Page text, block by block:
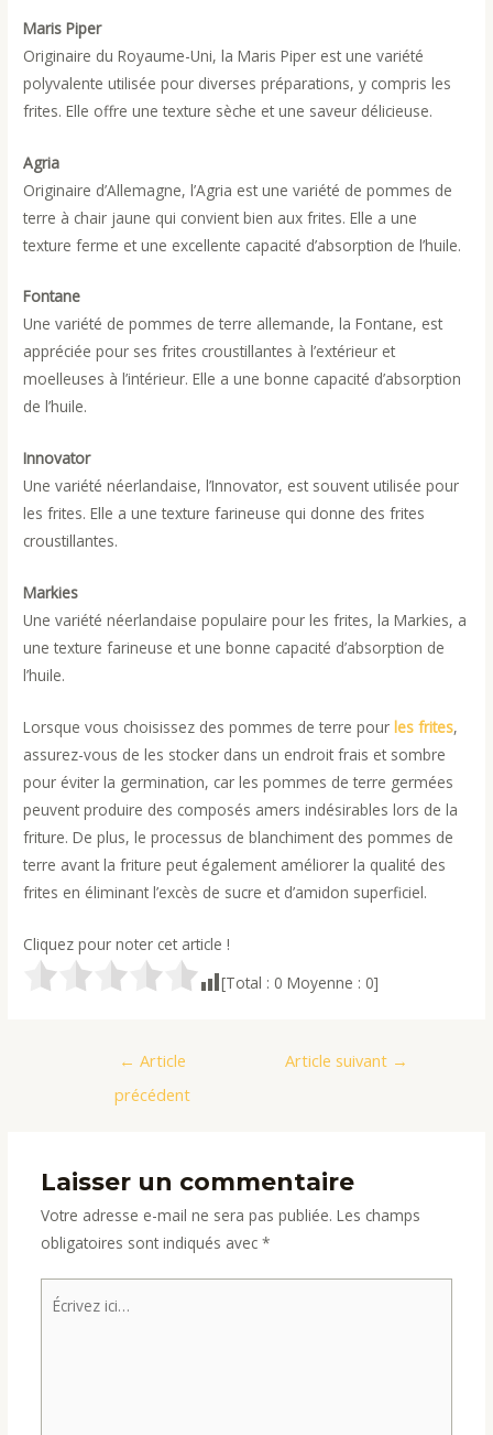
Maris Piper
Originaire du Royaume-Uni, la Maris Piper est une variété
polyvalente utilisée pour diverses préparations, y compris les
frites. Elle offre une texture sèche et une saveur délicieuse.
Agria
Originaire d’Allemagne, l’Agria est une variété de pommes de
terre à chair jaune qui convient bien aux frites. Elle a une
texture ferme et une excellente capacité d’absorption de l’huile.
Fontane
Une variété de pommes de terre allemande, la Fontane, est
appréciée pour ses frites croustillantes à l’extérieur et
moelleuses à l’intérieur. Elle a une bonne capacité d’absorption
de l’huile.
Innovator
Une variété néerlandaise, l’Innovator, est souvent utilisée pour
les frites. Elle a une texture farineuse qui donne des frites
croustillantes.
Markies
Une variété néerlandaise populaire pour les frites, la Markies, a
une texture farineuse et une bonne capacité d’absorption de
l’huile.
Lorsque vous choisissez des pommes de terre pourles frites,
assurez-vous de les stocker dans un endroit frais et sombre
pour éviter la germination, car les pommes de terre germées
peuvent produire des composés amers indésirables lors de la
friture. De plus, le processus de blanchiment des pommes de
terre avant la friture peut également améliorer la qualité des
frites en éliminant l’excès de sucre et d’amidon superficiel.
Cliquez pour noter cet article !
[Total : 0 Moyenne : 0]
← Article
précédent
Article suivant →
Laisser un commentaire
Votre adresse e-mail ne sera pas publiée. Les champs
obligatoires sont indiqués avec *
Écrivez